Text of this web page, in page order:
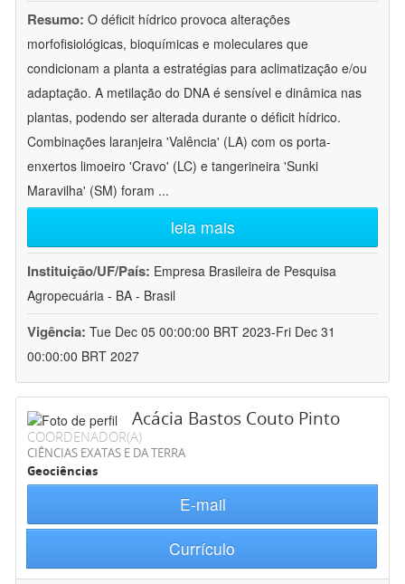
Resumo: O déficit hídrico provoca alterações
morfofisiológicas, bioquímicas e moleculares que
condicionam a planta a estratégias para aclimatização e/ou
adaptação. A metilação do DNA é sensível e dinâmica nas
plantas, podendo ser alterada durante o déficit hídrico.
Combinações laranjeira 'Valência' (LA) com os porta-
enxertos limoeiro 'Cravo' (LC) e tangerineira 'Sunki
Maravilha' (SM) foram ...
leia mais
Instituição/UF/País: Empresa Brasileira de Pesquisa
Agropecuária - BA - Brasil
Vigência: Tue Dec 05 00:00:00 BRT 2023-Fri Dec 31
00:00:00 BRT 2027
Acácia Bastos Couto Pinto
COORDENADOR(A)
CIÊNCIAS EXATAS E DA TERRA
Geociências
E-mail
Currículo